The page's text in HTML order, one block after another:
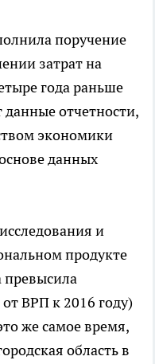
поручение
затрат на
года раньше
данные отчетности,
экономики
данных
и
продукте
превысила
ВРП к 2016 году)
же самое время,
область в